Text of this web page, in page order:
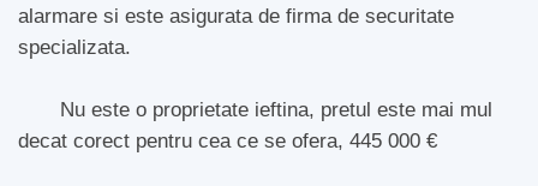
alarmare si este asigurata de firma de securitate
specializata.
Nu este o proprietate ieftina, pretul este mai mul
decat corect pentru cea ce se ofera, 445 000 €